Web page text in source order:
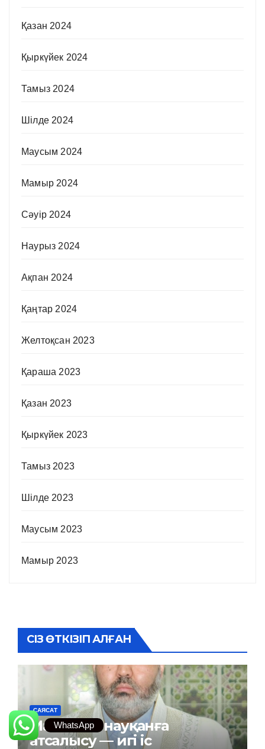
Қазан 2024
Қыркүйек 2024
Тамыз 2024
Шілде 2024
Маусым 2024
Мамыр 2024
Сәуір 2024
Наурыз 2024
Ақпан 2024
Қаңтар 2024
Желтоқсан 2023
Қараша 2023
Қазан 2023
Қыркүйек 2023
Тамыз 2023
Шілде 2023
Маусым 2023
Мамыр 2023
СІЗ ӨТКІЗІП АЛҒАН
САЯСАТ
Маңызды науқанға
атсалысу — игі іс
WhatsApp